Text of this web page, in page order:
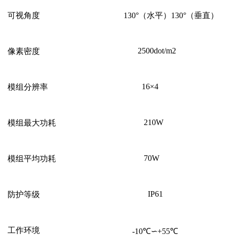
可视角度 130°（水平） 130°（垂直）
像素密度 2500dot/m2
模组分辨率 16×4
模组最大功耗 210W
模组平均功耗 70W
防护等级 IP61
工作环境 -10℃∽+55℃